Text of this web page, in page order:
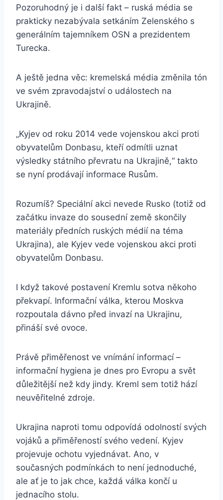
Pozoruhodný je i další fakt – ruská média se
prakticky nezabývala setkáním Zelenského s
generálním tajemníkem OSN a prezidentem
Turecka.
A ještě jedna věc: kremelská média změnila tón
ve svém zpravodajství o událostech na
Ukrajině.
„Kyjev od roku 2014 vede vojenskou akci proti
obyvatelům Donbasu, kteří odmítli uznat
výsledky státního převratu na Ukrajině,“ takto
se nyní prodávají informace Rusům.
Rozumíš? Speciální akci nevede Rusko (totiž od
začátku invaze do sousední země skončily
materiály předních ruských médií na téma
Ukrajina), ale Kyjev vede vojenskou akci proti
obyvatelům Donbasu.
I když takové postavení Kremlu sotva někoho
překvapí. Informační válka, kterou Moskva
rozpoutala dávno před invazí na Ukrajinu,
přináší své ovoce.
Právě přiměřenost ve vnímání informací –
informační hygiena je dnes pro Evropu a svět
důležitější než kdy jindy. Kreml sem totiž hází
neuvěřitelné zdroje.
Ukrajina naproti tomu odpovídá odolností svých
vojáků a přiměřeností svého vedení. Kyjev
projevuje ochotu vyjednávat. Ano, v
současných podmínkách to není jednoduché,
ale ať je to jak chce, každá válka končí u
jednacího stolu.